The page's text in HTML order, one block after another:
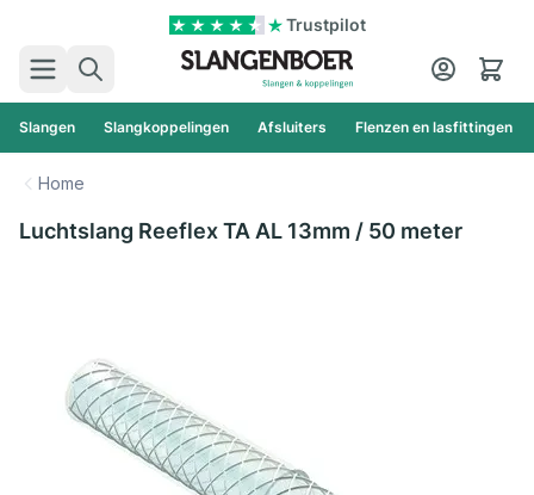
Trustpilot
Zoek
Cart
Slangen Slangkoppelingen Afsluiters Flenzen en lasfittingen
Home
Luchtslang Reeflex TA AL 13mm / 50 meter